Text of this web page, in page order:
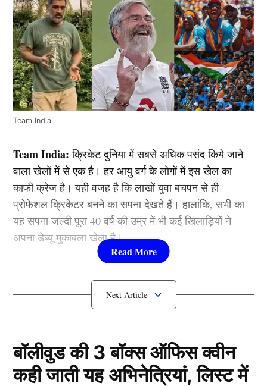
Team India
Team India: क्रिकेट दुनिया में सबसे अधिक पसंद किये जाने
वाला खेलों में से एक है। हर आयु वर्ग के लोगों में इस खेल का
काफी क्रेज है। यही वजह है कि लाखों युवा बचपन से ही
प्रोफेशल क्रिकेटर बनने का सपना देखते हैं। हालांकि, सभी का
यह सपना जल्दी पूरा 40 वर्ष की उम्र में भी कई खिलाड़ियों ने
अपना डेब्यू मुकाबला खेला है।
आज हम आपको ऐसे 2 भारतीय (Team India) खिलाड़ियों के बारे
में बताएंगे, जो 40 वर्ष की उम्र में भी क्रिकेट के मैदान पर धमाल
1.एमएस धोनी:
बॉलीवुड की 3 बॉक्स ऑफिस क्वीन
कही जाती यह अभिनेत्रियां, लिस्ट में